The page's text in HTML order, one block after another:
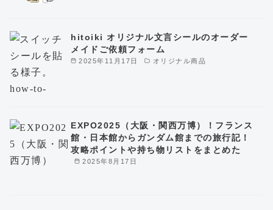
2025年11月17日 オリジナル商品
hitoiki オリジナル文言シールのオーダー
メイドご依頼フォーム
2025年8月17日
EXPO2025（大阪・関西万博）！フランス
館・日本館からガンダム館までの旅行記！
攻略ポイントや持ち物リストをまとめた